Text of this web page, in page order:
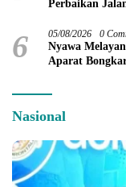
Perbaikan
6 05/08/2026 0
Nyawa
Aparat
Nasional